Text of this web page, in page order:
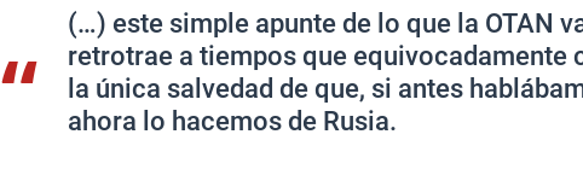
(…) este simple apunte de lo que la OTAN
retrotrae a tiempos que equivocadamente
la única salvedad de que, si antes
ahora lo hacemos de Rusia.